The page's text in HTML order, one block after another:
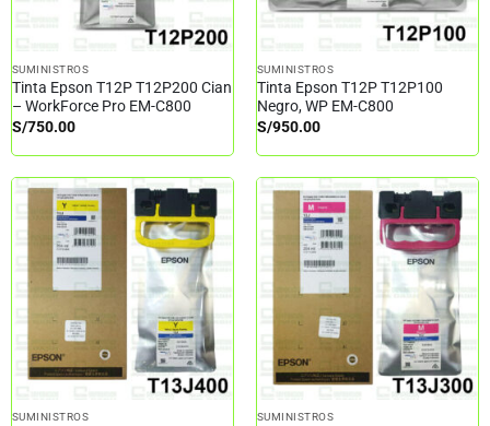
SUMINISTROS
Tinta Epson T12P T12P200 Cian
– WorkForce Pro EM-C800
S/750.00
SUMINISTROS
Tinta Epson T12P T12P100
Negro, WP EM-C800
S/950.00
SUMINISTROS SUMINISTROS